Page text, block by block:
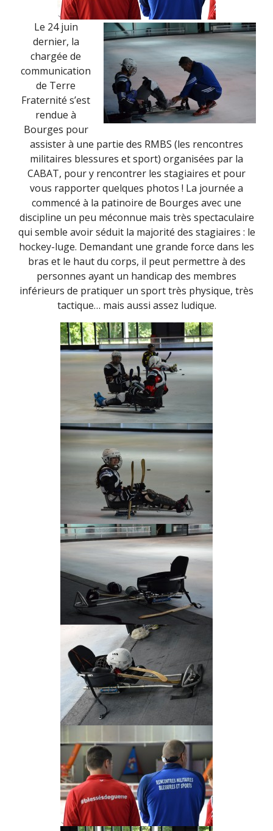
Le 24 juin
dernier, la
chargée de
communication
de Terre
Fraternité s’est
rendue à
Bourges pour
assister à une partie des RMBS (les rencontres
militaires blessures et sport) organisées par la
CABAT, pour y rencontrer les stagiaires et pour
vous rapporter quelques photos ! La journée a
commencé à la patinoire de Bourges avec une
discipline un peu méconnue mais très spectaculaire
qui semble avoir séduit la majorité des stagiaires : le
hockey-luge. Demandant une grande force dans les
bras et le haut du corps, il peut permettre à des
personnes ayant un handicap des membres
inférieurs de pratiquer un sport très physique, très
tactique… mais aussi assez ludique.